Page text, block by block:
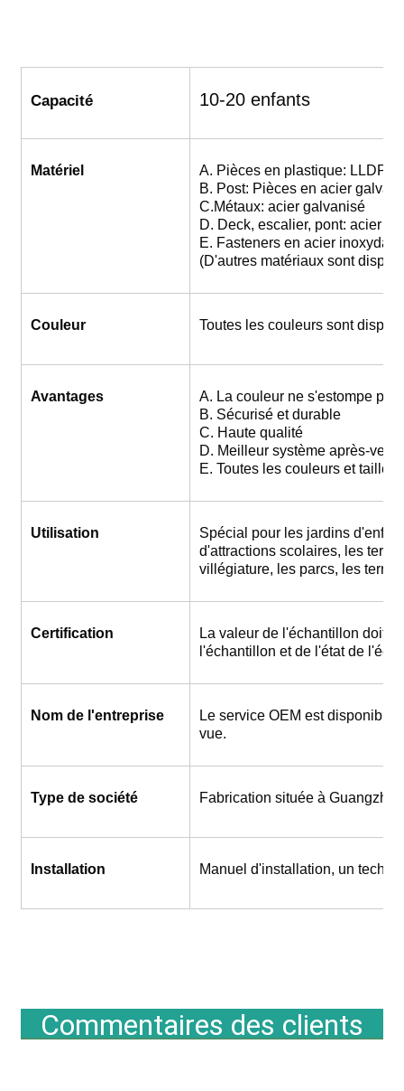
Capacité 10-20 enfants
Matériel
A. Pièces en plastique: LLDPE
B. Post: Pièces en acier
C.Métaux: acier galvanisé
D. Deck, escalier, pont: acier
E. Fasteners en acier
(D'autres matériaux sont
Couleur Toutes les couleurs sont
Avantages
A. La couleur ne s'estompe pas
B. Sécurisé et durable
C. Haute qualité
D. Meilleur système après-
E. Toutes les couleurs et
Utilisation
Spécial pour les jardins
d'attractions scolaires, les
villégiature, les parcs, les
Certification
La valeur de l'échantillon doit
l'échantillon et de l'état de
Nom de l'entreprise
Le service OEM est
vue.
Type de société Fabrication située à
Installation Manuel d'installation, un
Commentaires des clients